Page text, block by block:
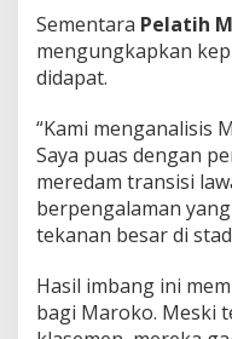
Sementara Pelatih
mengungkapkan
didapat.
“Kami menganalisis
Saya puas dengan
meredam transisi
berpengalaman
tekanan besar di
Hasil imbang ini
bagi Maroko. Meski